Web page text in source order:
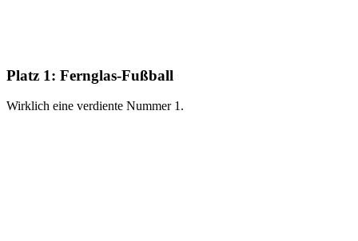
Platz 1: Fernglas-Fußball
Wirklich eine verdiente Nummer 1.